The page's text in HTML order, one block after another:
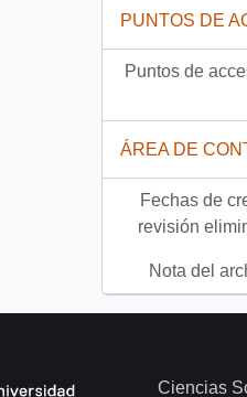
PUNTOS DE
Puntos de
ÁREA DE
Fechas de
revisión
Nota del
Ciencias